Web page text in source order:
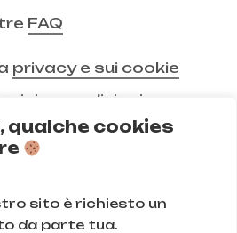
qualche cookies
sito è richiesto un
da parte tua.
FAQ
privacy e sui cookie
e condizioni
Facebook